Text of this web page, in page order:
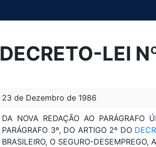
DECRETO-LEI
23 de Dezembro de 1986
DA NOVA REDAÇÃO AO
PARÁGRAFO 3º, DO ARTIGO 2º DO
BRASILEIRO, O SEGURO-